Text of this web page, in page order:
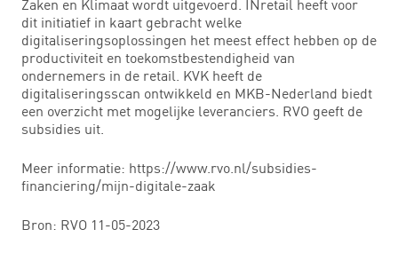
Zaken en Klimaat wordt uitgevoerd. INretail heeft voor
dit initiatief in kaart gebracht welke
digitaliseringsoplossingen het meest effect hebben op de
productiviteit en toekomstbestendigheid van
ondernemers in de retail. KVK heeft de
digitaliseringsscan ontwikkeld en MKB-Nederland biedt
een overzicht met mogelijke leveranciers. RVO geeft de
subsidies uit.
Meer informatie: https://www.rvo.nl/subsidies-
financiering/mijn-digitale-zaak
Bron: RVO 11-05-2023